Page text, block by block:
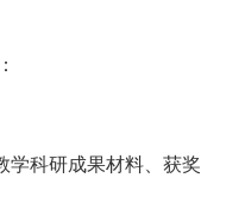
学科研成果材料、获奖